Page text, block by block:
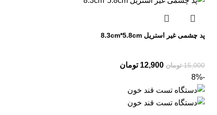
پد چشمی غیر استریل 8.3cm*5.8cm
15,000 تومان 12,900 تومان
-8%